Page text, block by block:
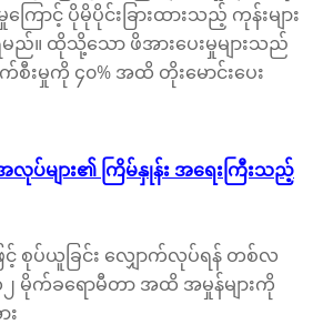
ကြောင့် ပိုမိုပိုင်းခြားထားသည့် ကုန်းများ
။ ထိုသို့သော ဖိအားပေးမှုများသည်
စီးမှုကို ၄၀% အထိ တိုးမောင်းပေး
ပ်များ၏ ကြိမ်နှုန်း အရေးကြီးသည့်
င့် စုပ်ယူခြင်း လျှောက်လုပ်ရန် တစ်လ
မိုက်ခရောမီတာ အထိ အမှုန်များကို
း